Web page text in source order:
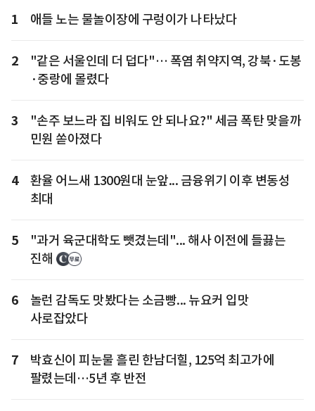
1 애들 노는 물놀이장에 구렁이가 나타났다
2
"같은 서울인데 더 덥다"… 폭염 취약지역, 강북·도봉
·중랑에 몰렸다
3
"손주 보느라 집 비워도 안 되나요?" 세금 폭탄 맞을까
민원 쏟아졌다
4
환율 어느새 1300원대 눈앞... 금융위기 이후 변동성
최대
5
"과거 육군대학도 뺏겼는데"... 해사 이전에 들끓는
진해
6
놀런 감독도 맛봤다는 소금빵... 뉴요커 입맛
사로잡았다
7
박효신이 피눈물 흘린 한남더힐, 125억 최고가에
팔렸는데…5년 후 반전